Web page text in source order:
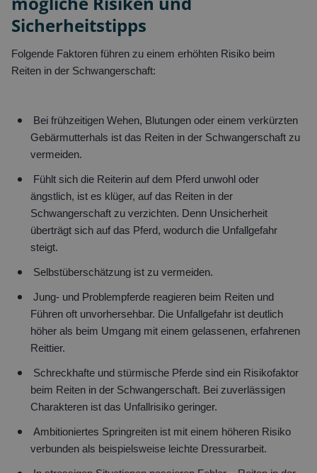
Sicherheitstipps
Folgende Faktoren führen zu einem erhöhten Risiko beim
Reiten in der Schwangerschaft:
Bei frühzeitigen Wehen, Blutungen oder einem verkürzten
Gebärmutterhals ist das Reiten in der Schwangerschaft zu
vermeiden.
Fühlt sich die Reiterin auf dem Pferd unwohl oder
ängstlich, ist es klüger, auf das Reiten in der
Schwangerschaft zu verzichten. Denn Unsicherheit
überträgt sich auf das Pferd, wodurch die Unfallgefahr
steigt.
Selbstüberschätzung ist zu vermeiden.
Jung- und Problempferde reagieren beim Reiten und
Führen oft unvorhersehbar. Die Unfallgefahr ist deutlich
höher als beim Umgang mit einem gelassenen, erfahrenen
Reittier.
Schreckhafte und stürmische Pferde sind ein Risikofaktor
beim Reiten in der Schwangerschaft. Bei zuverlässigen
Charakteren ist das Unfallrisiko geringer.
Ambitioniertes Springreiten ist mit einem höheren Risiko
verbunden als beispielsweise leichte Dressurarbeit.